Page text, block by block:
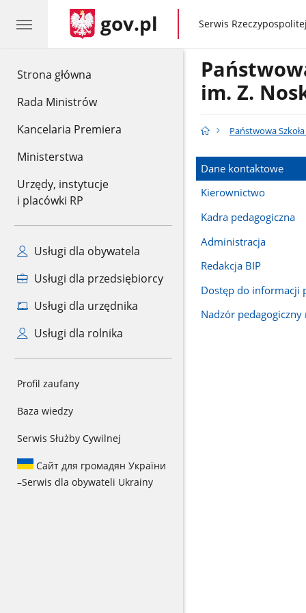
Strona główna
Rada Ministrów
Kancelaria Premiera
Ministerstwa
Urzędy, instytucje
i placówki RP
Usługi dla obywatela
Usługi dla przedsiębiorcy
Usługi dla urzędnika
Usługi dla rolnika
Profil zaufany
Baza wiedzy
Serwis Służby Cywilnej
Сайт для громадян України
–Serwis dla obywateli Ukrainy
gov.pl gov.pl
Serwis
im. Z.
Państwowa
Dane kontaktowe
Kierownictwo
Kadra pedagogiczna
Administracja
Redakcja BIP
Dostęp do informacji
Nadzór pedagogiczny